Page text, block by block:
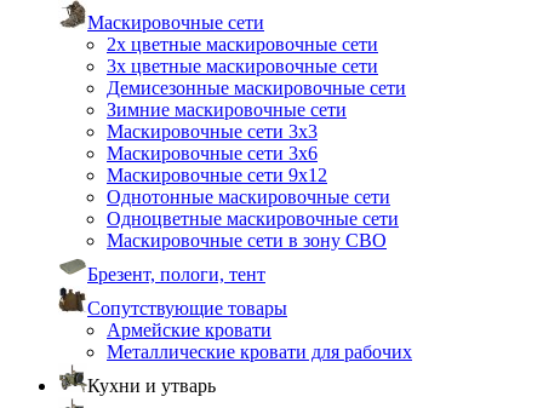
Маскировочные сети
2х цветные маскировочные сети
3х цветные маскировочные сети
Демисезонные маскировочные сети
Зимние маскировочные сети
Маскировочные сети 3х3
Маскировочные сети 3х6
Маскировочные сети 9х12
Однотонные маскировочные сети
Одноцветные маскировочные сети
Маскировочные сети в зону СВО
Брезент, пологи, тент
Сопутствующие товары
Армейские кровати
Металлические кровати для рабочих
Кухни и утварь